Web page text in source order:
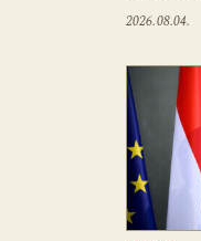
2026.08.04.